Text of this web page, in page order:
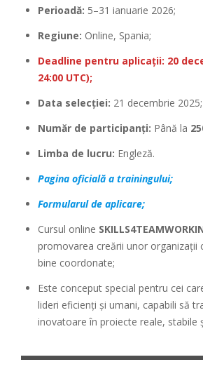
Perioadă: 5–31 ianuarie 2026;
Regiune: Online, Spania;
Deadline pentru aplicații: 20
24:00 UTC);
Data selecției: 21 decembrie 2025;
Număr de participanți: Până la
Limba de lucru: Engleză.
Pagina oficială a trainingului;
Formularul de aplicare;
Cursul online
promovarea creării unor organizații
bine coordonate;
Este conceput special pentru cei
lideri eficienți și umani, capabili să
inovatoare în proiecte reale, stabile